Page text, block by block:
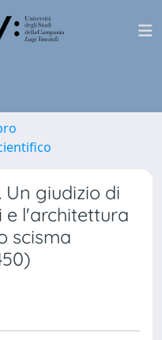
giudizio di
e l'architettura
scisma